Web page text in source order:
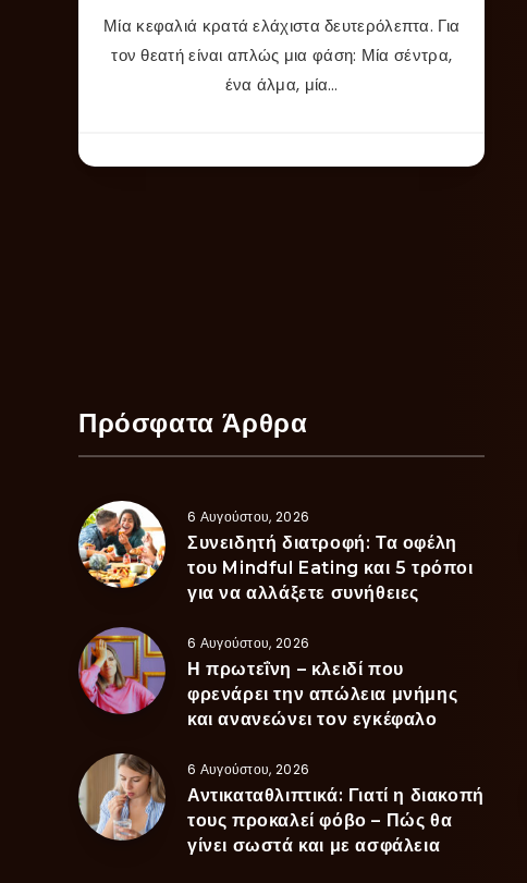
Μία κεφαλιά κρατά ελάχιστα δευτερόλεπτα. Για
τον θεατή είναι απλώς μια φάση: Μία σέντρα,
ένα άλμα, μία…
Πρόσφατα Άρθρα
6 Αυγούστου, 2026
Συνειδητή διατροφή: Τα οφέλη
του Mindful Eating και 5 τρόποι
για να αλλάξετε συνήθειες
6 Αυγούστου, 2026
Η πρωτεΐνη – κλειδί που
φρενάρει την απώλεια μνήμης
και ανανεώνει τον εγκέφαλο
6 Αυγούστου, 2026
Αντικαταθλιπτικά: Γιατί η διακοπή
τους προκαλεί φόβο – Πώς θα
γίνει σωστά και με ασφάλεια